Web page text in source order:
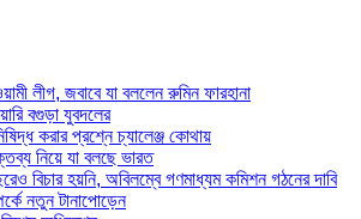
লীগ, জবাবে যা বললেন রুমিন ফারহানা
বগুড়া যুবদলের
করার প্রশ্নে চ্যালেঞ্জ কোথায়
নিয়ে যা বলছে ভারত
বিচার হয়নি, অবিলম্বে গণমাধ্যম কমিশন গঠনের দাবি
নতুন টানাপোড়েন